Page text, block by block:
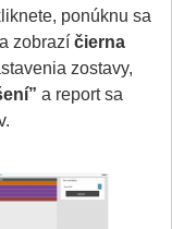
ponúknu sa
zobrazí čierna
zostavy,
a report sa